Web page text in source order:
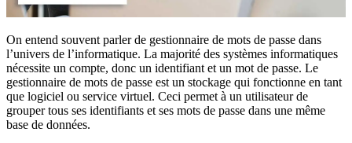
On entend souvent parler de gestionnaire de mots de passe dans
l’univers de l’informatique. La majorité des systèmes informatiques
nécessite un compte, donc un identifiant et un mot de passe. Le
gestionnaire de mots de passe est un stockage qui fonctionne en tant
que logiciel ou service virtuel. Ceci permet à un utilisateur de
grouper tous ses identifiants et ses mots de passe dans une même
base de données.